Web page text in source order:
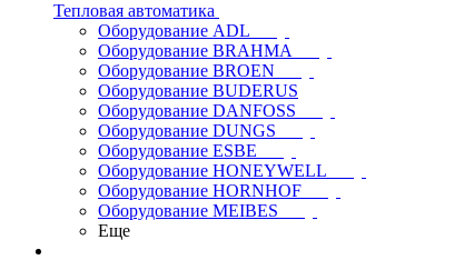
Тепловая автоматика
Оборудование ADL
Оборудование BRAHMA
Оборудование BROEN
Оборудование BUDERUS
Оборудование DANFOSS
Оборудование DUNGS
Оборудование ESBE
Оборудование HONEYWELL
Оборудование HORNHOF
Оборудование MEIBES
Еще